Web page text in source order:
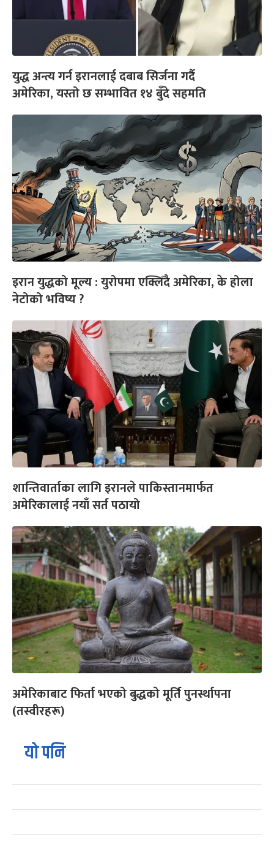
युद्ध अन्त्य गर्न इरानलाई दबाब सिर्जना गर्दै
अमेरिका, यस्तो छ सम्भावित १४ बुँदे सहमति
इरान युद्धको मूल्य : युरोपमा एक्लिँदै अमेरिका, के होला
नेटोको भविष्य ?
शान्तिवार्ताका लागि इरानले पाकिस्तानमार्फत
अमेरिकालाई नयाँ सर्त पठायो
अमेरिकाबाट फिर्ता भएको बुद्धको मूर्ति पुनर्स्थापना
(तस्वीरहरू)
यो पनि